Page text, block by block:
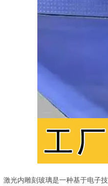
激光内雕刻玻璃是一种基于电子